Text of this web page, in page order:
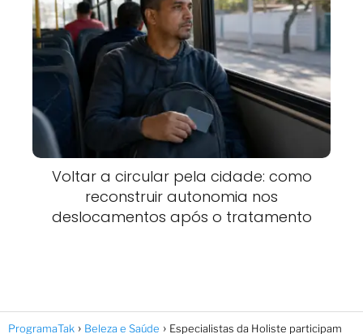
Voltar a circular pela cidade: como
reconstruir autonomia nos
deslocamentos após o tratamento
ProgramaTak Beleza e Saúde Especialistas da Holiste participam